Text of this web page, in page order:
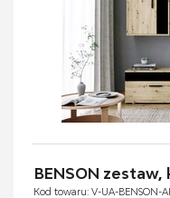
BENSON
Kod towaru: V-UA-BENSON-